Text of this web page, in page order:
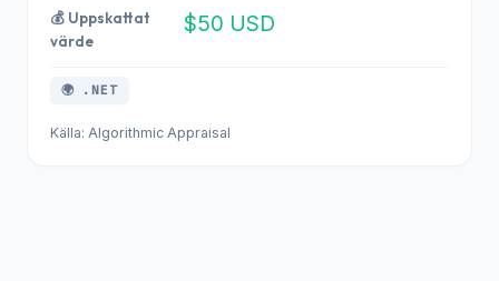
💰 Uppskattat
värde
$50 USD
🌍 .NET
Källa: Algorithmic Appraisal